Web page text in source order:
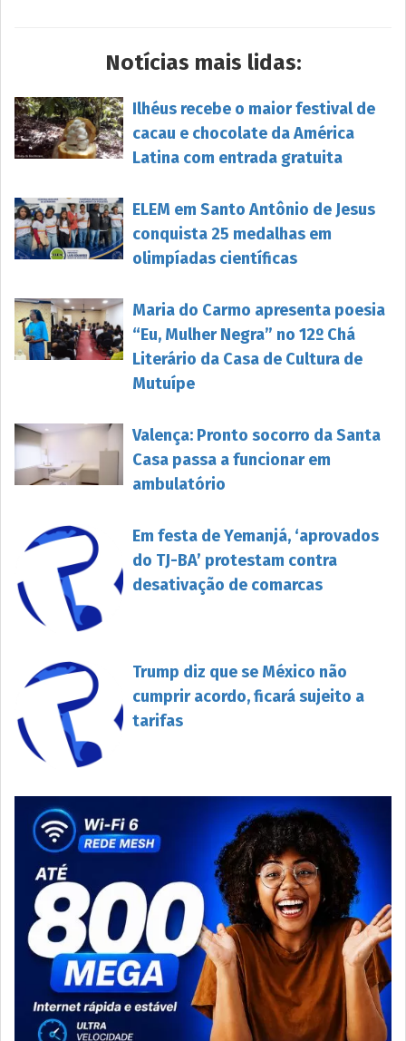
Notícias mais lidas:
Ilhéus recebe o maior festival de
cacau e chocolate da América
Latina com entrada gratuita
ELEM em Santo Antônio de Jesus
conquista 25 medalhas em
olimpíadas científicas
Maria do Carmo apresenta poesia
“Eu, Mulher Negra” no 12º Chá
Literário da Casa de Cultura de
Mutuípe
Valença: Pronto socorro da Santa
Casa passa a funcionar em
ambulatório
Em festa de Yemanjá, ‘aprovados
do TJ-BA’ protestam contra
desativação de comarcas
Trump diz que se México não
cumprir acordo, ficará sujeito a
tarifas